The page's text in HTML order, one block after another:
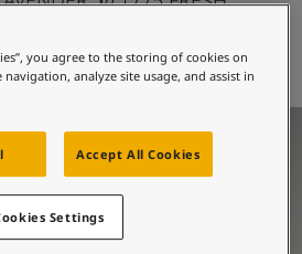
း
အသွင်အပြင်များ
ာအသွင်အပြင်များ
ါ
ပ်၍ စူးစမ်းလေ့လာပါ
you agree to the storing of cookies on
analyze site usage, and assist in
Accept All Cookies
Settings